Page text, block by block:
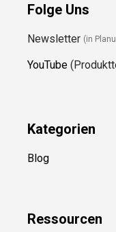
Folge Uns
Newsletter (in
YouTube
Kategorien
Blog
Ressourcen